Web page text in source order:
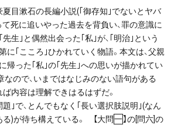
目漱石の長編小説(｢御存知｣でないとヤバ
て死に追いやった過去を背負い、罪の意識に
生｣と偶然出会った｢私｣が、｢明治｣という
に｢こころ｣ひかれていく物語。本文は、父親
帰った｢私｣の｢先生｣への思いが描かれてい
なので、いまではなじみのない語句がある
内容は理解できはるはずだ。
｣で、とんでもなく｢長い選択肢説明｣(なん
る)が待ち構えている。 【大問一】の[問六]の